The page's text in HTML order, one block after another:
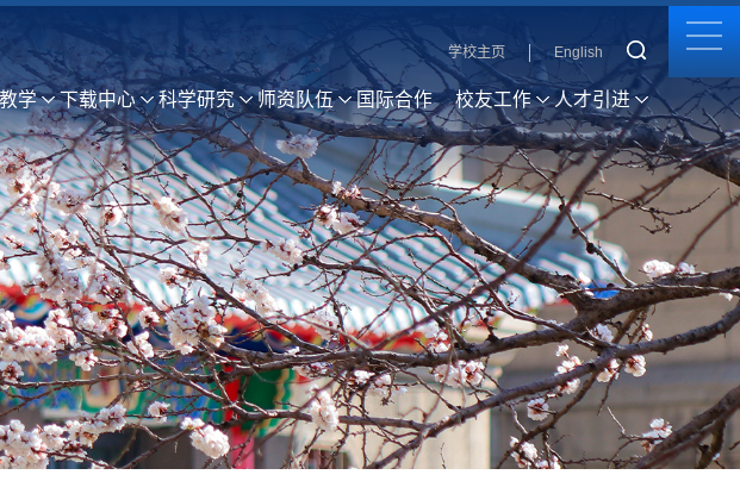
学校主页 English
学 下载中心 科学研究 师资队伍 国际合作 校友工作 人才引进